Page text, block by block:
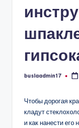
Запись
buslaadmin17
Чтобы дорогая
кладут
и как нанести его